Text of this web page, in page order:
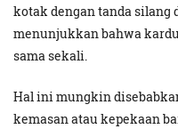
kotak dengan tanda silang
menunjukkan bahwa
sama sekali.
Hal ini mungkin
kemasan atau kepekaan